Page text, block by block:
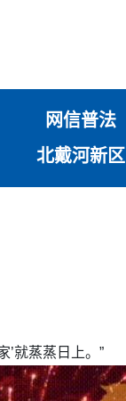
网信普法
北戴河新区
’就蒸蒸日上。”